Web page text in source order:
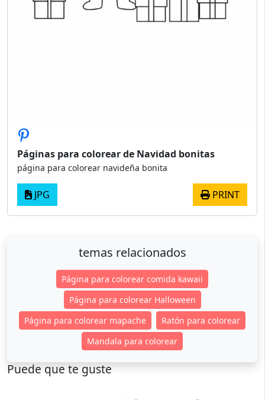
Páginas para colorear de Navidad bonitas
página para colorear navideña bonita
JPG PRINT
temas relacionados
Página para colorear comida kawaii
Página para colorear Halloween
Página para colorear mapache
Ratón para colorear
Mandala para colorear
Puede que te guste